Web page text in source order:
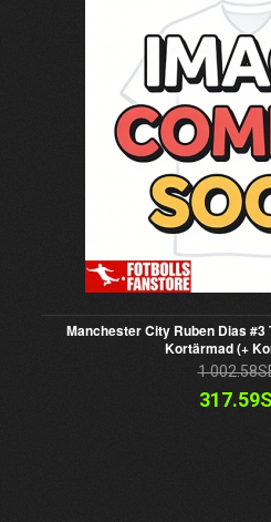
Manchester City Ruben Dias #3
Kortärmad (+
1